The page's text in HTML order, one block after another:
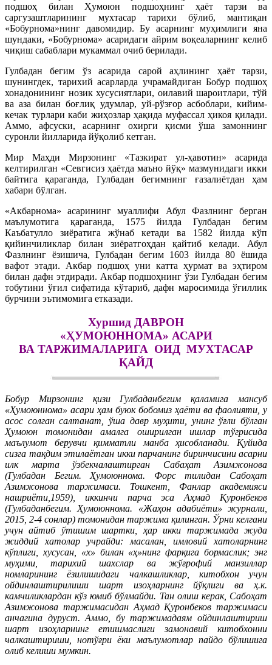
подшоҳ билан Ҳумоюн подшоҳнинг ҳаёт тарзи ва
саргузаштларининг мухтасар тарихи бўлиб, мантиқан
«Бобурнома»нинг давомидир. Бу асарнинг муҳимлиги яна
шундаки, «Бобурнома» асаридаги айрим воқеаларнинг келиб
чиқиш сабаблари мукаммал очиб берилади.
Гулбадан бегим ўз асарида сарой аҳлининг ҳаёт тарзи,
шунингдек, тарихий асарларда учрамайдиган Бобур подшоҳ
хонадонининг нозик хусусиятлари, оилавий шароитлари, тўй
ва аза билан боғлиқ удумлар, уй-рўзғор асбоблари, кийим-
кечак турлари каби жиҳозлар ҳақида муфассал ҳикоя қилади.
Аммо, афсуски, асарнинг охирги қисми ўша замоннинг
суронли йилларида йўқолиб кетган.
Мир Маҳди Мирзонинг «Тазкират ул-ҳавотин» асарида
келтирилган «Севгисиз ҳаётда маъно йўқ» мазмунидаги икки
байтига қараганда, Гулбадан бегимнинг ғазалиётдан ҳам
хабари бўлган.
«Акбарнома» асарининг муаллифи Абул Фазлнинг берган
маълумотига қараганда, 1575 йилда Гулбадан бегим
Каъбатулло зиёратига жўнаб кетади ва 1582 йилда кўп
қийинчиликлар билан зиёратгоҳдан қайтиб келади. Абул
Фазлнинг ёзишича, Гулбадан бегим 1603 йилда 80 ёшида
вафот этади. Акбар подшоҳ уни катта ҳурмат ва эҳтиром
билан дафн этдиради. Акбар подшоҳнинг ўзи Гулбадан бегим
тобутини ўғил сифатида кўтариб, дафн маросимида ўғиллик
бурчини эътимомига етказади.
Хуршид ДАВРОН
«ҲУМОЮННОМА» АСАРИ
ВА ТАРЖИМАЛАРИГА ОИД МУХТАСАР
ҚАЙД
Бобур Мирзонинг қизи Гулбаданбегим қаламига мансуб
«Ҳумоюннома» асари ҳам буюк бобомиз ҳаёти ва фаолияти, у
асос солган салтанат, ўша давр муҳити, унинг ўғли бўлган
Ҳумоюн томонидан амалга оширилган ишлар тўгрисида
маълумот берувчи қимматли манба ҳисобланади. Қуйида
сизга тақдим этилаётган икки парчанинг биринчисини асарни
илк марта ўзбекчалаштирган Сабаҳат Азимжонова
(Гулбадан Бегим. Ҳумоюннома. Форс тилидан Сабоҳат
Азимжонова таржимаси. Тошкент, Фанлар академияси
нашриёти,1959), иккинчи парча эса Аҳмад Қуронбеков
(Гулбаданбегим. Ҳумоюннома. «Жаҳон адабиёти» журнали,
2015, 2-4 сонлар) томонидан таржима қилинган. Ўрни келгани
учун айтиб ўтишим шартки, ҳар икки таржимада жуда
жиддий хатолар учрайди: масалан, имловий хатоларнинг
кўплиги, хусусан, «х» билан «ҳ»нинг фарқига бормаслик; энг
муҳими, тарихий шахслар ва жўғрофий манзиллар
номларининг ёзилишидаги чалкашликлар, китобхон учун
ойдинлаштирилиши шарт изоҳларнинг йўқлиги ва ҳ.к.
камчиликлардан кўз юмиб бўлмайди. Тан олиш керак, Сабоҳат
Азимжонова таржимасидан Аҳмад Қуронбеков таржимаси
анчагина дуруст. Аммо, бу таржимадаям ойдинлаштириш
шарт изоҳларнинг етишмаслиги замонавий китобхонни
чалкаштириши, нотўғри ёки маълумотлар пайдо бўлишига
олиб келиши мумкин.